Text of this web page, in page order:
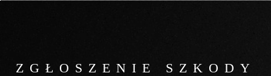
ZGŁOSZENIE SZKODY